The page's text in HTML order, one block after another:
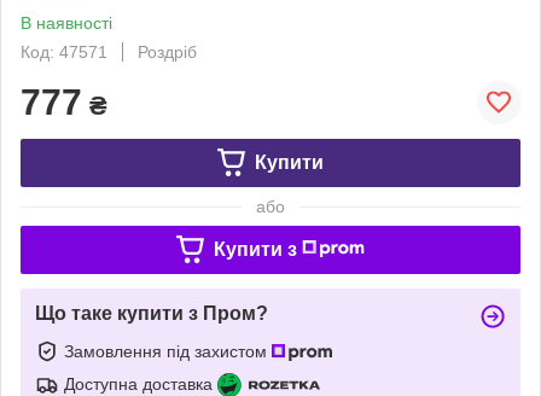
В наявності
Код: 47571
Роздріб
777 ₴
Купити
або
Купити з
Що таке купити з Пром?
Замовлення під захистом
Доступна доставка